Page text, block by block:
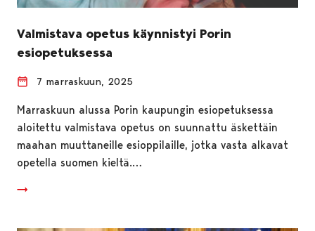
Valmistava opetus käynnistyi Porin
esiopetuksessa
7 marraskuun, 2025
Marraskuun alussa Porin kaupungin esiopetuksessa
aloitettu valmistava opetus on suunnattu äskettäin
maahan muuttaneille esioppilaille, jotka vasta alkavat
opetella suomen kieltä.…